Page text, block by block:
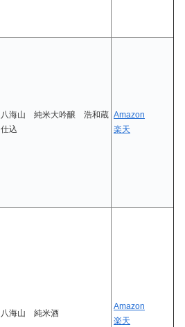
八海山 純米大吟醸 浩和蔵
仕込
Amazon
楽天
八海山 純米酒
Amazon
楽天